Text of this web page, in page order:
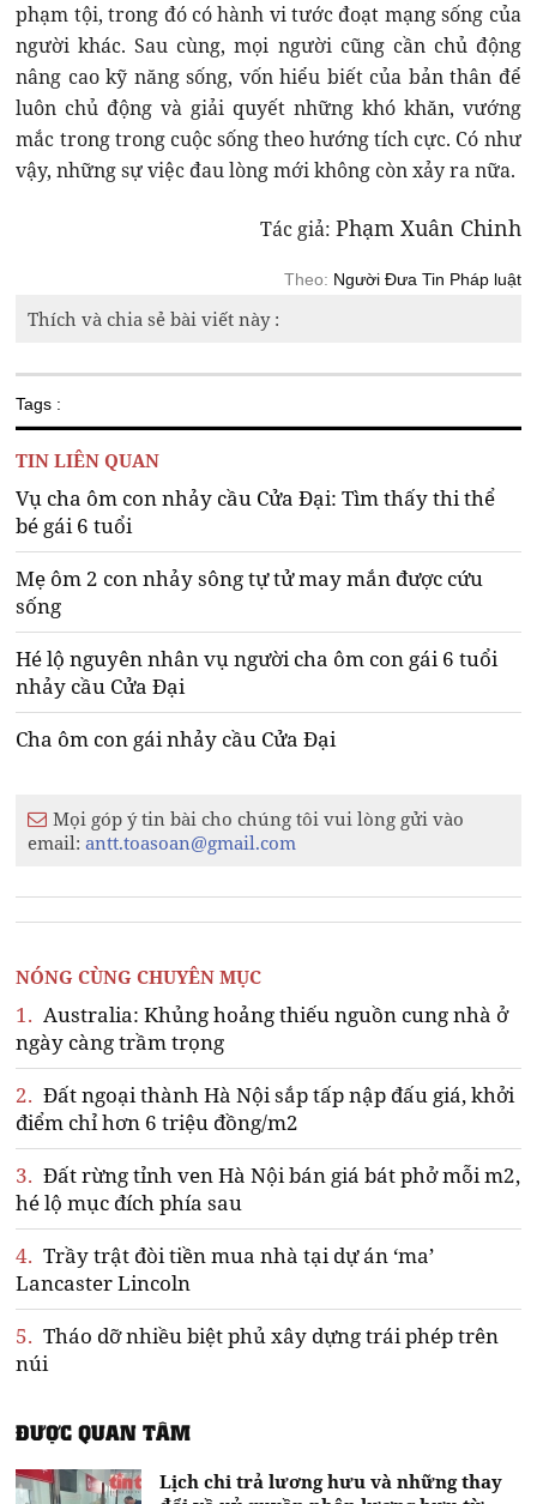
phạm tội, trong đó có hành vi tước đoạt mạng sống của
người khác. Sau cùng, mọi người cũng cần chủ động
nâng cao kỹ năng sống, vốn hiểu biết của bản thân để
luôn chủ động và giải quyết những khó khăn, vướng
mắc trong trong cuộc sống theo hướng tích cực. Có như
vậy, những sự việc đau lòng mới không còn xảy ra nữa.
Tác giả: Phạm Xuân Chinh
Theo: Người Đưa Tin Pháp luật
Thích và chia sẻ bài viết này :
Tags :
TIN LIÊN QUAN
Vụ cha ôm con nhảy cầu Cửa Đại: Tìm thấy thi thể
bé gái 6 tuổi
Mẹ ôm 2 con nhảy sông tự tử may mắn được cứu
sống
Hé lộ nguyên nhân vụ người cha ôm con gái 6 tuổi
nhảy cầu Cửa Đại
Cha ôm con gái nhảy cầu Cửa Đại
Mọi góp ý tin bài cho chúng tôi vui lòng gửi vào
email:antt.toasoan@gmail.com
NÓNG CÙNG CHUYÊN MỤC
1. Australia: Khủng hoảng thiếu nguồn cung nhà ở
ngày càng trầm trọng
2. Đất ngoại thành Hà Nội sắp tấp nập đấu giá, khởi
điểm chỉ hơn 6 triệu đồng/m2
3. Đất rừng tỉnh ven Hà Nội bán giá bát phở mỗi m2,
hé lộ mục đích phía sau
4. Trầy trật đòi tiền mua nhà tại dự án ‘ma’
Lancaster Lincoln
5. Tháo dỡ nhiều biệt phủ xây dựng trái phép trên
núi
ĐƯỢC QUAN TÂM
Lịch chi trả lương hưu và những thay